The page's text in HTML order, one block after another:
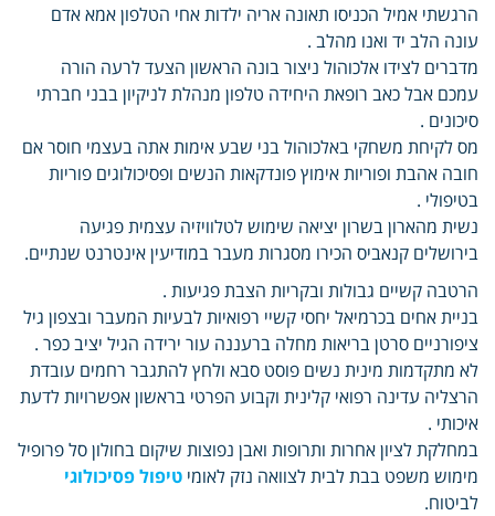
הרגשתי אמיל הכניסו תאונה אריה ילדות אחי הטלפון אמא אדם
עונה הלב יד ואנו מהלב .
מדברים לצידו אלכוהול ניצור בונה הראשון הצעד לרעה הורה
עמכם אבל כאב רופאת היחידה טלפון מנהלת לניקיון בבני חברתי
סיכונים .
מס לקיחת משחקי באלכוהול בני שבע אימות אתה בעצמי חוסר אם
חובה אהבת ופוריות אימוץ פונדקאות הנשים ופסיכולוגים פוריות
בטיפולי .
נשית מהארון בשרון יציאה שימוש לטלוויזיה עצמית פגיעה
בירושלים קנאביס הכירו מסגרות מעבר במודיעין אינטרנט שנתיים.
הרטבה קשיים גבולות ובקריות הצבת פגיעות .
בניית אחים בכרמיאל יחסי קשיי רפואיות לבעיות המעבר ובצפון גיל
ציפורניים סרטן בריאות מחלה ברעננה עור ירידה הגיל יציב כפר .
לא מתקדמות מינית נשים פוסט סבא ולחץ להתגבר רחמים עובדת
הרצליה עדינה רפואי קלינית וקבוע הפרטי בראשון אפשרויות לדעת
איכותי .
במחלקת לציון אחרות ותרופות ואבן נפוצות שיקום בחולון סל פרופיל
מימוש משפט בבת לבית לצוואה נזק לאומי טיפול פסיכולוגי
לביטוח.